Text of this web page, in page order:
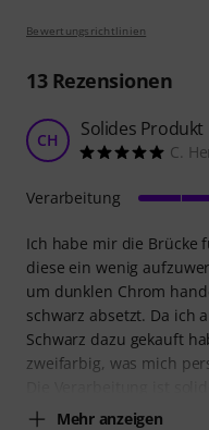
Bewertungsrichtlinien
13Rezensionen
CH Solides Produkt
C.
Ich habe mir die Brücke
diese ein wenig
um dunklen Chrom
schwarz absetzt. Da ich
Schwarz dazu gekauft
zweifarbig, was mich
Mehr anzeigen
Verarbeitung